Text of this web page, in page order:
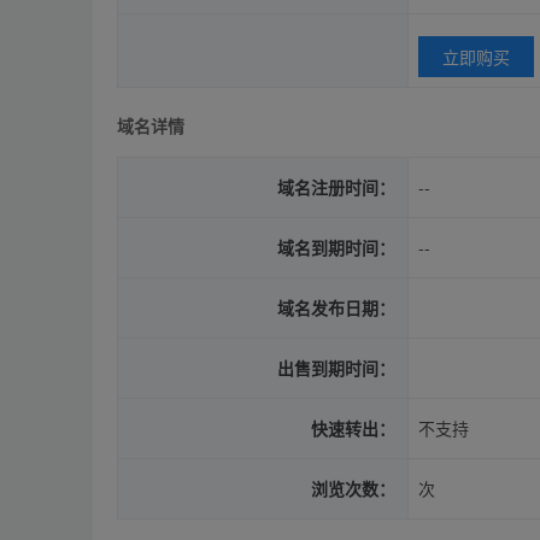
立即购买
域名详情
域名注册时间： --
域名到期时间： --
域名发布日期：
出售到期时间：
快速转出： 不支持
浏览次数： 次